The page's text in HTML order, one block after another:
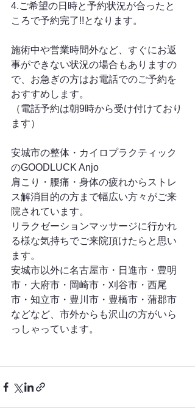
4.ご希望の日時と予約状況が合ったと
ころで予約完了!!となります。
施術中や営業時間外など、すぐにお返
事ができない状況の場合もありますの
で、お急ぎの方はお電話でのご予約を
おすすめします。
（電話予約は朝9時から受け付けており
ます）
安城市の整体・カイロプラクティック
のGOODLUCK Anjo
肩こり・腰痛・身体の疲れからストレ
ス解消目的の方まで幅広い方々がご来
院されています。
リラクゼーションマッサージに行かれ
る様な気持ちでご来院頂けたらと思い
ます。
安城市以外に名古屋市・日進市・豊明
市・大府市・岡崎市・刈谷市・西尾
市・知立市・豊川市・豊橋市・蒲郡市
などなど、市外からも沢山の方がいら
っしゃっています。